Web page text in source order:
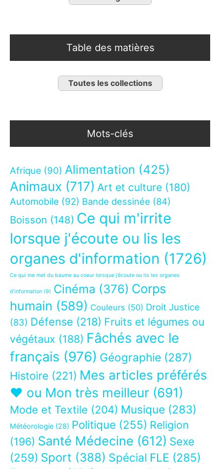
Table des matières
Toutes les collections
Mots-clés
Afrique (90) Alimentation (425)
Animaux (717) Art et culture (180)
Automobile (92) Bande dessinée (84)
Boisson (148) Ce qui m'irrite
lorsque j'écoute ou lis les
organes d'information (1726)
Ce qui me met du baume au coeur lorsque j’écoute ou lis les organes
d’information (9) Cinéma (376) Corps
humain (589) Couleurs (50) Droit Justice
(83) Défense (218) Fruits et légumes ou
végétaux (188) Fâchés avec le
français (976) Géographie (287)
Histoire (221) Mes articles préférés
❤ ou Mon très meilleur (691)
Mode et Textile (204) Musique (283)
Météorologie (28) Politique (255) Religion
(196) Santé Médecine (612) Sexe
(259) Sport (388) Spécial FLE (285)